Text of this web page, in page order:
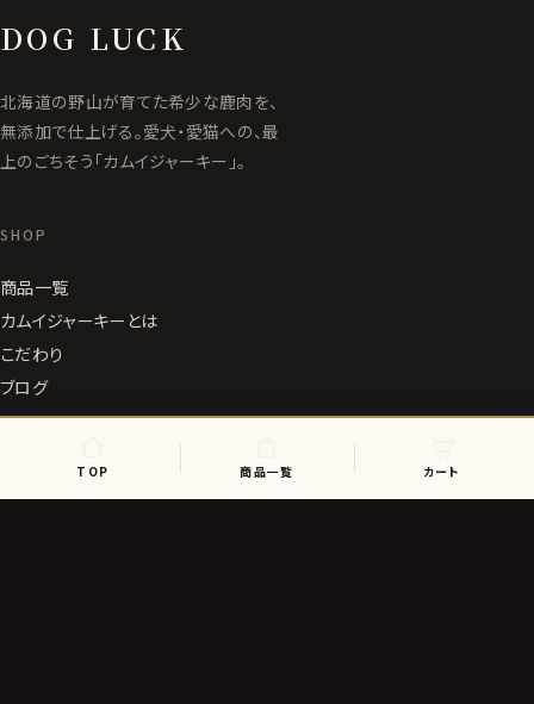
DOG LUCK
北海道の野山が育てた希少な鹿肉を、
無添加で仕上げる。愛犬・愛猫への、最
上のごちそう「カムイジャーキー」。
SHOP
商品一覧
カムイジャーキーとは
こだわり
ブログ
TOP 商品一覧 カート